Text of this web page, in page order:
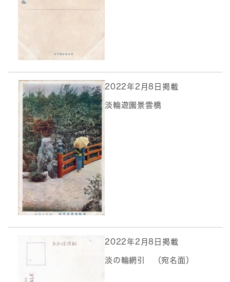
2022年2月8日掲載
淡輪遊園景雲橋
2022年2月8日掲載
淡の輪網引 （宛名面）